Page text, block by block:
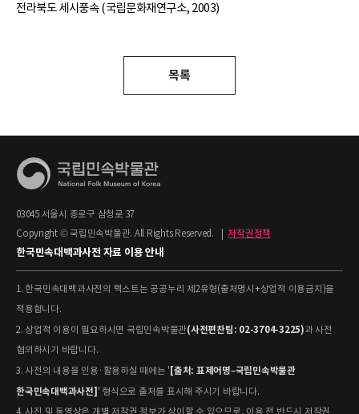
전라북도 세시풍속 (국립문화재연구소, 2003)
목록
03045 서울시 종로구 삼청로 37
Copyright © 국립민속박물관. All Rights Reserved.
저작권정책
한국민속대백과사전 자료 이용 안내
1. 한국민속대백과사전의 텍스트는 공공누리 제2유형(출처명시+상업적 이용금지)을
적용합니다.
2. 상업적 이용이 필요하시면 국립민속박물관(사전편찬팀: 02-3704-3225)과 사전
협의하시기 바랍니다.
3. 사전의 내용을 인용·활용하실 때에는 ' [출처: 표제어명–국립민속박물관
한국민속대백과사전] ' 형식으로 출처를 표시해 주시기 바랍니다.
4. 사진 및 동영상은 개별 저작권 정보가 상이할 수 있으므로, 이용 전 반드시 저작권